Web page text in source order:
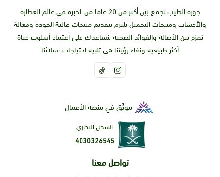
جوزة الطيب تجمع بين أكثر من 20 عاما من الخبرة في عالم العطارة
والأعشاب ومنتجات التجميل نلتزم بتقديم منتجات عالية الجودة وفعالة
تمزج بين الأصالة والفوائد الصحية لنساعدك على اعتماد أسلوب حياة
أكثر طبيعية ونقاء رؤيتنا هي تلبية احتياجات عملائنا
موثّق في منصة الأعمال
السجل التجاري
4030326545
تواصل معنا